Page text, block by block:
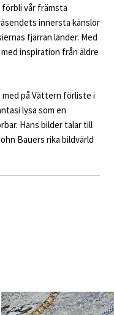
vår främsta
innersta känslor
fjärran länder. Med
inspiration från äldre
på Vättern förliste i
lysa som en
Hans bilder talar till
Bauers rika bildvärld